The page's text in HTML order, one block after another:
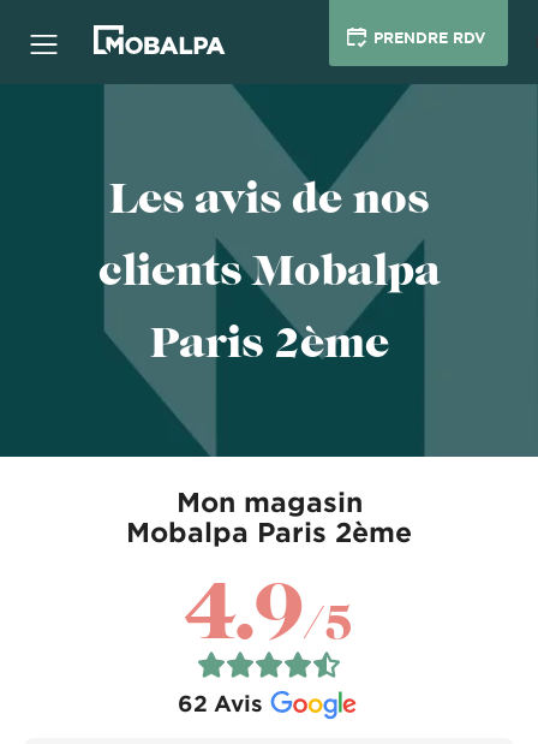
PRENDRE RDV
Les avis de nos
clients Mobalpa
Paris 2ème
Mon magasin
Mobalpa Paris 2ème
4.9/5
62 Avis